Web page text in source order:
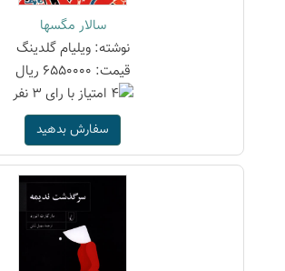
سالار مگسها
نوشته: ویلیام گلدینگ
قیمت: 6550000 ریال
سفارش بدهید